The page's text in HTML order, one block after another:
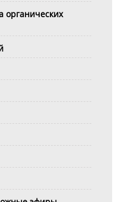
органических